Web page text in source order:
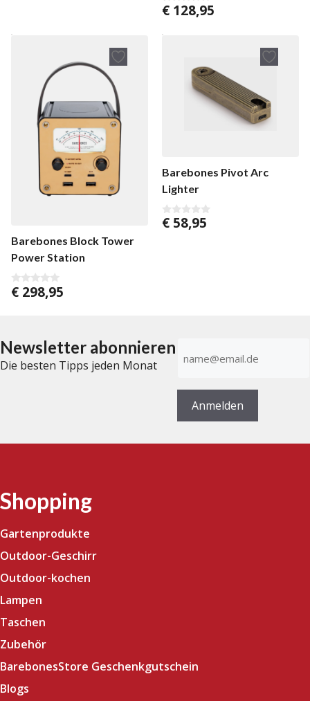
0
n
€ 128,95
Barebones Block Tower
Power Station
0
v
€ 298,95
Barebones Pivot Arc
Lighter
0
€ 58,95
Newsletter abonnieren
Die besten Tipps jeden Monat
Mail-
Anmelden
Shopping
Gartenprodukte
Outdoor-Geschirr
Outdoor-kochen
Lampen
Taschen
Zubehör
BarebonesStore Geschenkgutschein
Blogs